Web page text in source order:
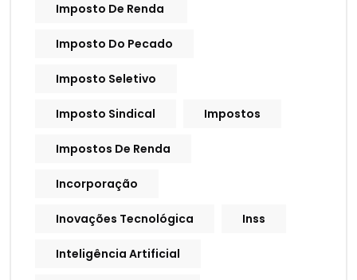
Imposto De Renda
Imposto Do Pecado
Imposto Seletivo
Imposto Sindical Impostos
Impostos De Renda
Incorporação
Inovações Tecnológica Inss
Inteligência Artificial